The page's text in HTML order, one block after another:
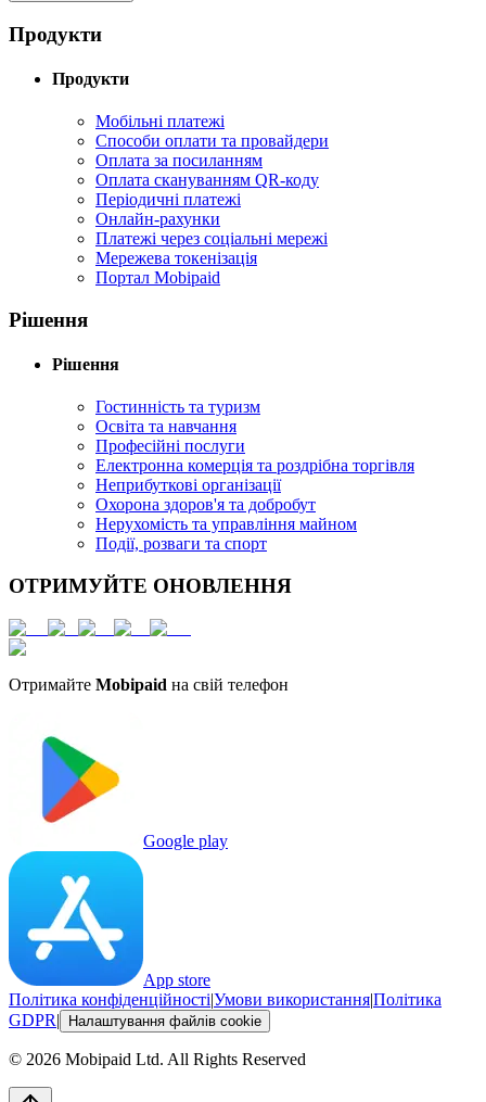
Продукти
Продукти
Мобільні платежі
Способи оплати та провайдери
Оплата за посиланням
Оплата скануванням QR-коду
Періодичні платежі
Онлайн-рахунки
Платежі через соціальні мережі
Мережева токенізація
Портал Mobipaid
Рішення
Рішення
Гостинність та туризм
Освіта та навчання
Професійні послуги
Електронна комерція та роздрібна торгівля
Неприбуткові організації
Охорона здоров'я та добробут
Нерухомість та управління майном
Події, розваги та спорт
ОТРИМУЙТЕ ОНОВЛЕННЯ
Отримайте Mobipaid на свій телефон
Google play
App store
Політика конфіденційності|Умови використання|Політика
GDPR| Налаштування файлів cookie
© 2026 Mobipaid Ltd. All Rights Reserved